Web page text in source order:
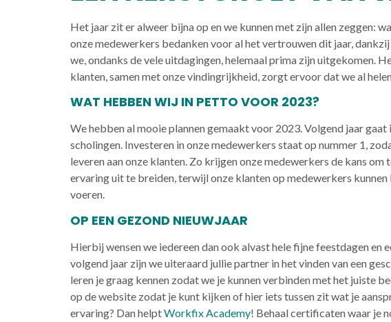
Het jaar zit er alweer bijna op en we kunnen met zijn allen zeggen:
onze medewerkers bedanken voor al het vertrouwen dit jaar,
we, ondanks de vele uitdagingen, helemaal prima zijn uitgekomen.
klanten, samen met onze vindingrijkheid, zorgt ervoor dat we al
WAT HEBBEN WIJ IN PETTO VOOR 2023?
We hebben al mooie plannen gemaakt voor 2023. Volgend jaar gaat
scholingen. Investeren in onze medewerkers staat op nummer 1,
leveren aan onze klanten. Zo krijgen onze medewerkers de kans om
ervaring uit te breiden, terwijl onze klanten op medewerkers
voeren.
OP EEN GEZOND NIEUWJAAR
Hierbij wensen we iedereen dan ook alvast hele fijne feestdagen en
volgend jaar zijn we uiteraard jullie partner in het vinden van een
leren je graag kennen zodat we je kunnen verbinden met het juiste
op de website zodat je kunt kijken of hier iets tussen zit wat je
ervaring? Dan helptWorkfix Academy! Behaal certificaten waar je